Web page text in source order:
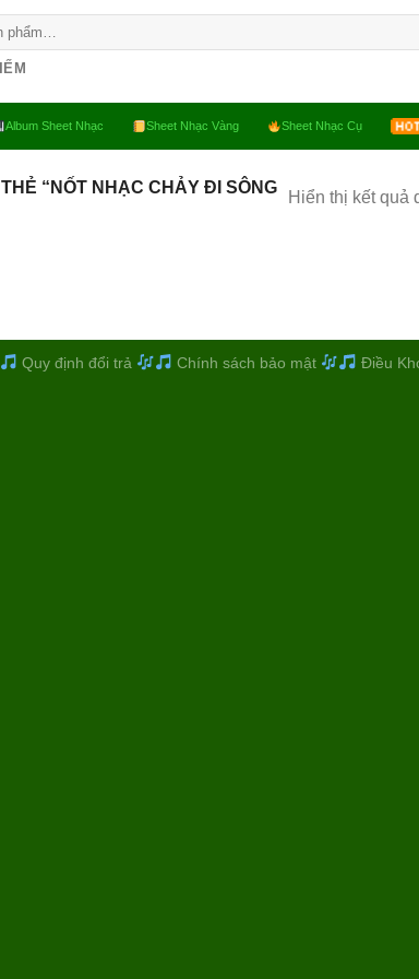
Album Sheet Nhạc Sheet Nhạc Vàng Sheet Nhạc Cụ
“NỐT NHẠC CHẢY ĐI SÔNG Hiển thị kết quả
Quy định đổi trả Chính sách bảo mật Điều